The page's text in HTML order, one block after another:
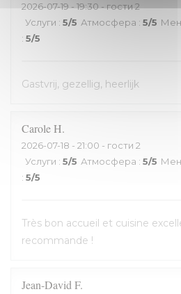
2026-07-19- 19:30 - гости 2
Услуги : 5/5 Атмосфера : 5/5
: 5/5
Gastvrij, gezellig, heerlijk
CaroleH
2026-07-18 - 21:00 - гости 2
Услуги : 5/5 Атмосфера : 5/5
: 5/5
Très bon accueil et cuisine
recommande !
Jean-David F